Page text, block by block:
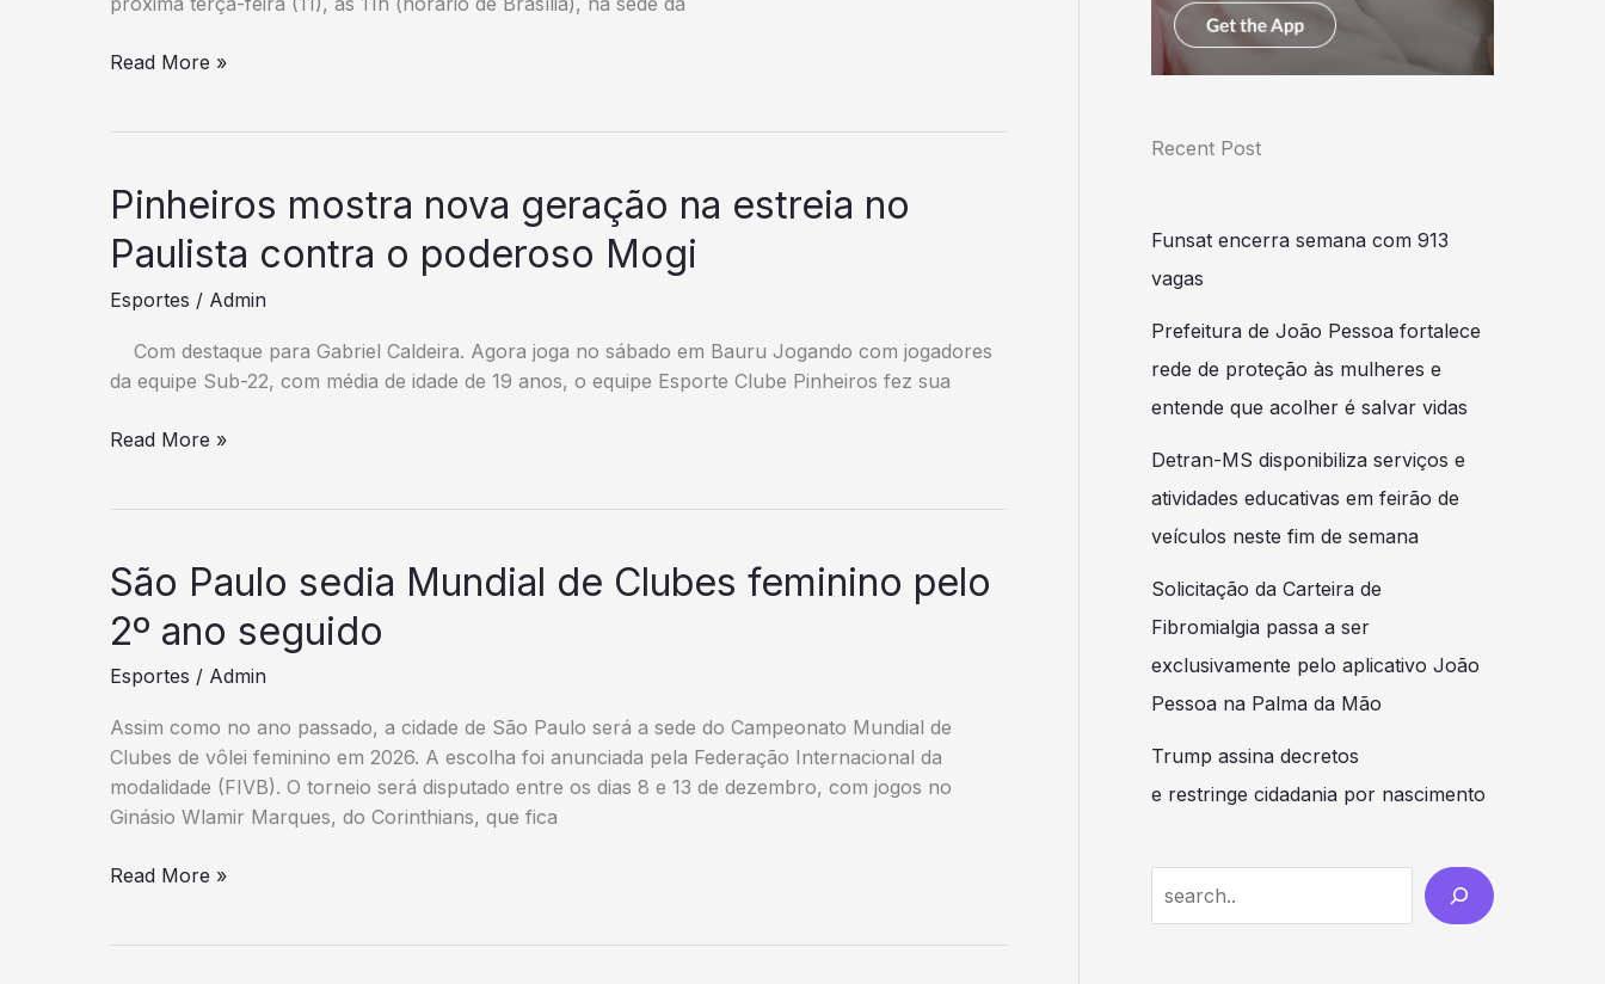
Maiores
vão
às
quartas
da
Brasil
Read More »
Pinheiros mostra nova geração na estreia no
Paulista contra o poderoso Mogi
Esportes / Admin
Com destaque para Gabriel Caldeira. Agora joga no sábado em Bauru Jogando com jogadores
da equipe Sub-22, com média de idade de 19 anos, o equipe Esporte Clube Pinheiros fez sua
Pinheiros
estreia
no
Paulista
contra
poderoso
Mogi
Read More »
São Paulo sedia Mundial de Clubes feminino pelo
2º ano seguido
Esportes / Admin
Assim como no ano passado, a cidade de São Paulo será a sede do Campeonato Mundial de
Clubes de vôlei feminino em 2026. A escolha foi anunciada pela Federação Internacional da
modalidade (FIVB). O torneio será disputado entre os dias 8 e 13 de dezembro, com jogos no
Ginásio Wlamir Marques, do Corinthians, que fica
São
Read More »
Recent Post
Funsat encerra semana com 913
vagas
Prefeitura de João Pessoa fortalece
rede de proteção às mulheres e
entende que acolher é salvar vidas
Detran-MS disponibiliza serviços e
atividades educativas em feirão de
veículos neste fim de semana
Solicitação da Carteira de
Fibromialgia passa a ser
exclusivamente pelo aplicativo João
Pessoa na Palma da Mão
Trump assina decretos
e restringe cidadania por nascimento
e